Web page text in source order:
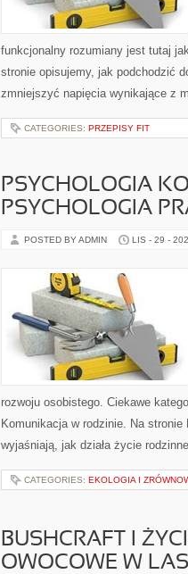
funkcjonalny rozumiany jest tutaj
stronie opisujemy, jak podchodzić
zmniejszyć napięcia wynikające z
CATEGORIES: PRZEPISY FIT
PSYCHOLOGIA
PSYCHOLOGIA
POSTED BY ADMIN LIS - 29 -
rozwoju osobistego. Ciekawe
Komunikacja w rodzinie. Na
wyjaśniają, jak działa życie
CATEGORIES: EKOLOGIA I
BUSHCRAFT I
OWOCOWE W